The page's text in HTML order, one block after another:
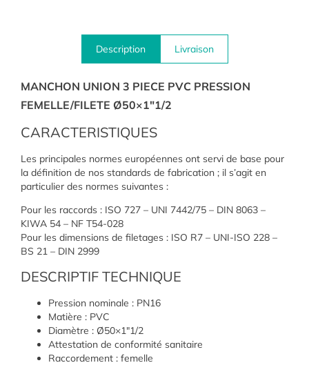
Description Livraison
MANCHON UNION 3 PIECE PVC PRESSION
FEMELLE/FILETE Ø50×1″1/2
CARACTERISTIQUES
Les principales normes européennes ont servi de base pour
la définition de nos standards de fabrication ; il s’agit en
particulier des normes suivantes :
Pour les raccords : ISO 727 – UNI 7442/75 – DIN 8063 –
KIWA 54 – NF T54-028
Pour les dimensions de filetages : ISO R7 – UNI-ISO 228 –
BS 21 – DIN 2999
DESCRIPTIF TECHNIQUE
Pression nominale : PN16
Matière : PVC
Diamètre : Ø50×1″1/2
Attestation de conformité sanitaire
Raccordement : femelle